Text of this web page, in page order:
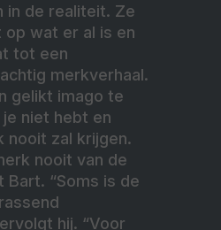
in de realiteit. Ze
wat er al is en
tot een
merkverhaal.
gelikt imago te
niet hebt en
nooit zal krijgen.
nooit van de
Bart. “Soms is de
hij. “Voor